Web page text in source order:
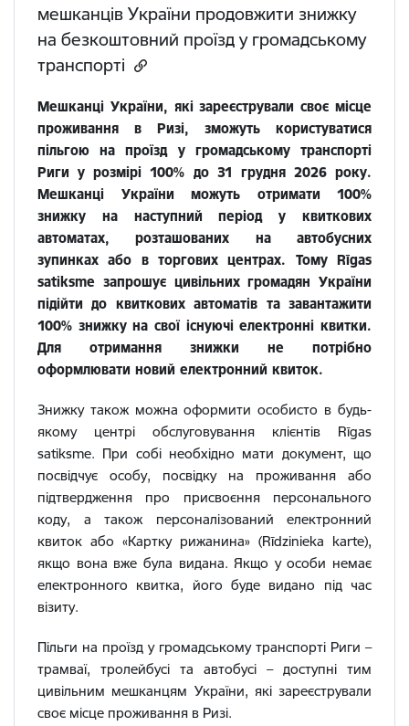
мешканців України продовжити знижку
на безкоштовний проїзд у громадському
транспорті
Мешканці України, які зареєстрували своє місце
проживання в Ризі, зможуть користуватися
пільгою на проїзд у громадському транспорті
Риги у розмірі 100% до 31 грудня 2026 року.
Мешканці України можуть отримати 100%
знижку на наступний період у квиткових
автоматах, розташованих на автобусних
зупинках або в торгових центрах. Тому Rīgas
satiksme запрошує цивільних громадян України
підійти до квиткових автоматів та завантажити
100% знижку на свої існуючі електронні квитки.
Для отримання знижки не потрібно
оформлювати новий електронний квиток.
Знижку також можна оформити особисто в будь-
якому центрі обслуговування клієнтів Rīgas
satiksme. При собі необхідно мати документ, що
посвідчує особу, посвідку на проживання або
підтвердження про присвоєння персонального
коду, а також персоналізований електронний
квиток або «Картку рижанина» (Rīdzinieka karte),
якщо вона вже була видана. Якщо у особи немає
електронного квитка, його буде видано під час
візиту.
Пільги на проїзд у громадському транспорті Риги –
трамваї, тролейбусі та автобусі – доступні тим
цивільним мешканцям України, які зареєстрували
своє місце проживання в Ризі.